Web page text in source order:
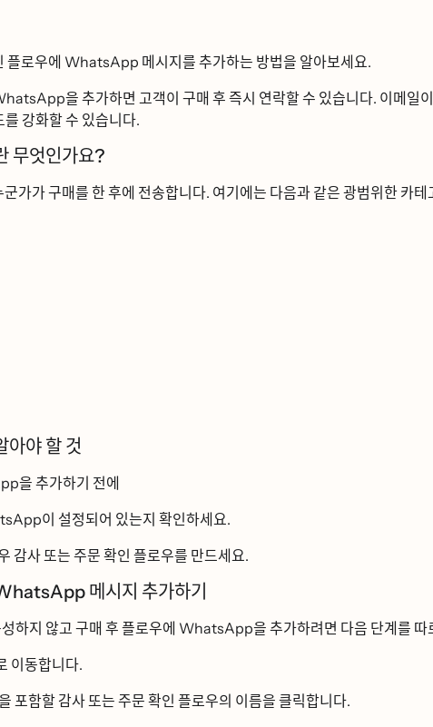
플로우에 WhatsApp 메시지를 추가하는 방법을 알아보세요.
추가하면 고객이 구매 후 즉시 연락할 수 있습니다. 이메일이
강화할 수 있습니다.
무엇인가요?
구매를 한 후에 전송합니다. 여기에는 다음과 같은 광범위한
할 것
추가하기 전에
설정되어 있는지 확인하세요.
감사 또는 주문 확인 플로우를 만드세요.
WhatsApp 메시지 추가하기
않고 구매 후 플로우에 WhatsApp을 추가하려면 다음 단계를
이동합니다.
감사 또는 주문 확인 플로우의 이름을 클릭합니다.